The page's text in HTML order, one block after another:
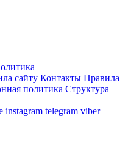
сайту Контакты Правила
политика Структура
instagram telegram viber